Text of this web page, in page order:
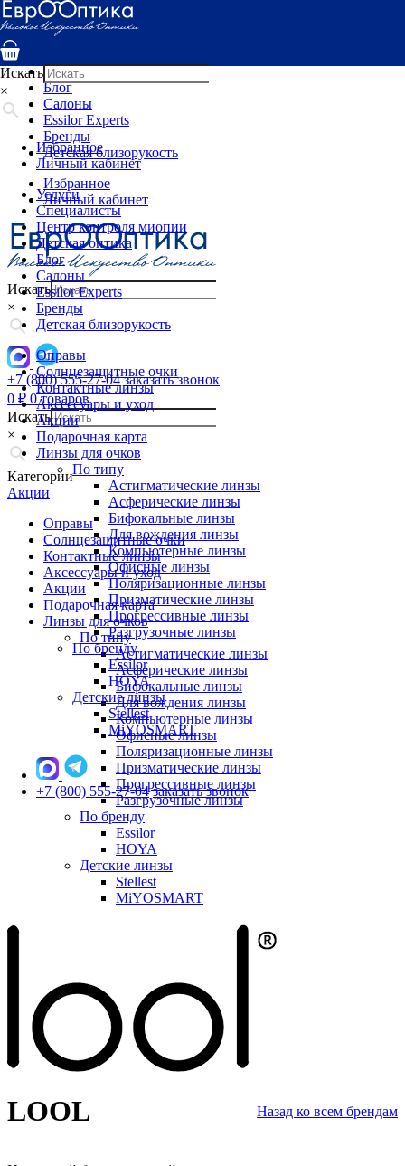
Услуги
Специалисты
Детская оптика
Блог
Салоны
Essilor Experts
Бренды
Детская близорукость
Избранное
Личный кабинет
Искать
×
+7 (800) 555-27-04 заказать звонок
0 ₽ 0 товаров
Искать
×
Категории
Акции
Оправы
Солнцезащитные очки
Контактные линзы
Аксессуары и уход
Акции
Подарочная карта
Линзы для очков
По типу
Астигматические линзы
Асферические линзы
Бифокальные линзы
Для вождения линзы
Компьютерные линзы
Офисные линзы
Поляризационные линзы
Призматические линзы
Прогрессивные линзы
Разгрузочные линзы
По бренду
Essilor
HOYA
Детские линзы
Stellest
MiYOSMART
Искать
×
Избранное
Личный кабинет
Услуги
Специалисты
Центр контроля миопии
Детская оптика
Блог
Салоны
Essilor Experts
Бренды
Детская близорукость
Оправы
Солнцезащитные очки
Контактные линзы
Аксессуары и уход
Акции
Подарочная карта
Линзы для очков
По типу
Астигматические линзы
Асферические линзы
Бифокальные линзы
Для вождения линзы
Компьютерные линзы
Офисные линзы
Поляризационные линзы
Призматические линзы
Прогрессивные линзы
Разгрузочные линзы
По бренду
Essilor
HOYA
Детские линзы
Stellest
MiYOSMART
+7 (800) 555-27-04 заказать звонок
LOOL Назад ко всем брендам